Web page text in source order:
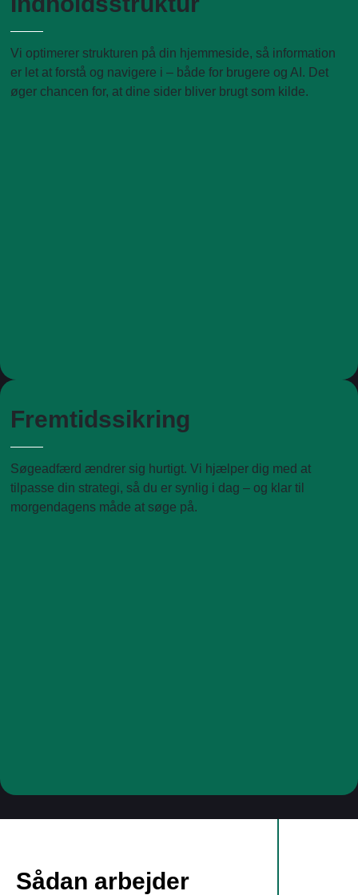
Vi optimerer strukturen på din hjemmeside, så information
er let at forstå og navigere i – både for brugere og AI. Det
øger chancen for, at dine sider bliver brugt som kilde.
Fremtidssikring
Søgeadfærd ændrer sig hurtigt. Vi hjælper dig med at
tilpasse din strategi, så du er synlig i dag – og klar til
morgendagens måde at søge på.
Sådan arbejder